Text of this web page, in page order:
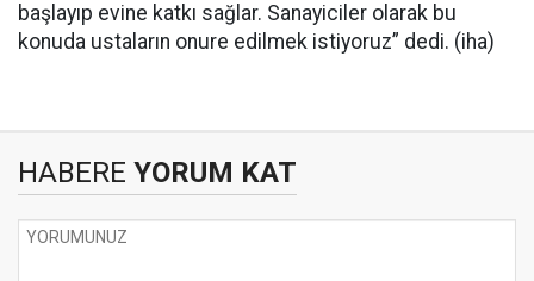
başlayıp evine katkı sağlar. Sanayiciler olarak bu
konuda ustaların onure edilmek istiyoruz” dedi. (iha)
HABERE YORUM KAT